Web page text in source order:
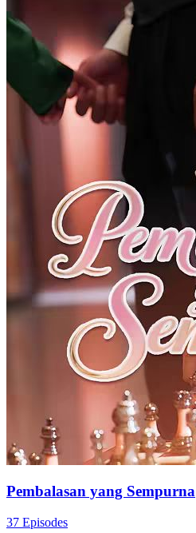
Pembalasan yang Sempurna
37 Episodes